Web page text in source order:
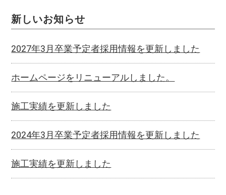
新しいお知らせ
2027年3月卒業予定者採用情報を更新しました
ホームページをリニューアルしました。
施工実績を更新しました
2024年3月卒業予定者採用情報を更新しました
施工実績を更新しました